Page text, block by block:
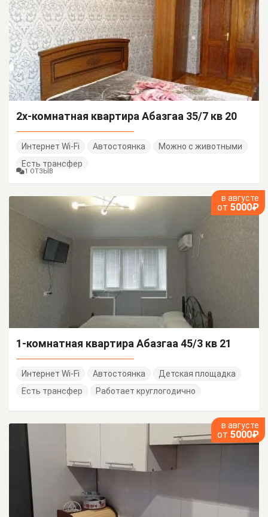
2х-комнатная квартира Абазгаа 35/7 кв 20
Интернет Wi-Fi Автостоянка
Можно с животными
Есть трансфер
1 ОТЗЫВ
в августе
от 5000₽
1-комнатная квартира Абазгаа 45/3 кв 21
Интернет Wi-Fi Автостоянка
Детская площадка
Есть трансфер
Работает круглогодично
в августе
от 5000₽